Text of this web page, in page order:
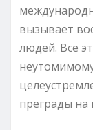
вызывает
людей. Все
преграды на